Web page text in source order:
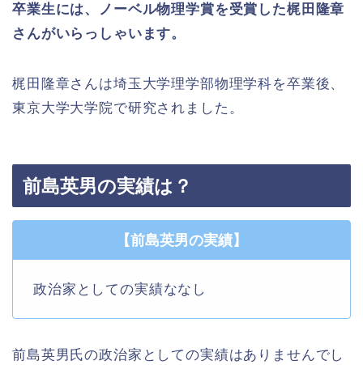
卒業生には、ノーベル物理学賞を受賞した梶田隆章
さんがいらっしゃいます。
梶田隆章さんは埼玉大学理学部物理学科を卒業後、
東京大学大学院で研究されました。
前島英男の実績は？
【前島英男の実績】
政治家としての実績ななし
前島英男氏の政治家としての実績はありませんでし